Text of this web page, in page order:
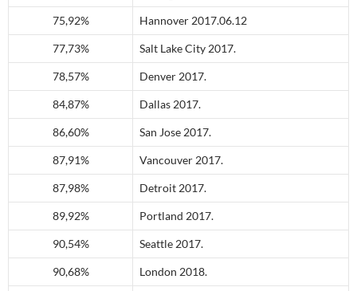
75,92% Hannover 2017.06.12
77,73% Salt Lake City 2017.
78,57% Denver 2017.
84,87% Dallas 2017.
86,60% San Jose 2017.
87,91% Vancouver 2017.
87,98% Detroit 2017.
89,92% Portland 2017.
90,54% Seattle 2017.
90,68% London 2018.